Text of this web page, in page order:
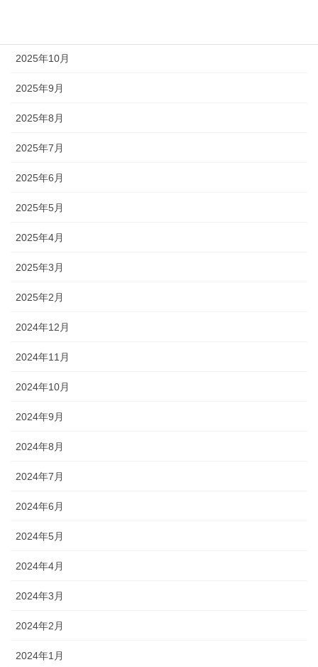
2025年10月
2025年9月
2025年8月
2025年7月
2025年6月
2025年5月
2025年4月
2025年3月
2025年2月
2024年12月
2024年11月
2024年10月
2024年9月
2024年8月
2024年7月
2024年6月
2024年5月
2024年4月
2024年3月
2024年2月
2024年1月